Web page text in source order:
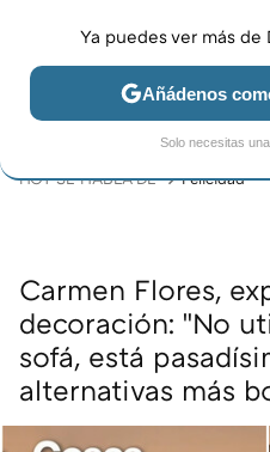
JARDÍN Y TERRAZA
HOY SE HABLA DE Felicidad
Carmen Flores,
decoración: "No
sofá, está
alternativas más
Ya puedes ver más
Añádenos
Solo necesitas